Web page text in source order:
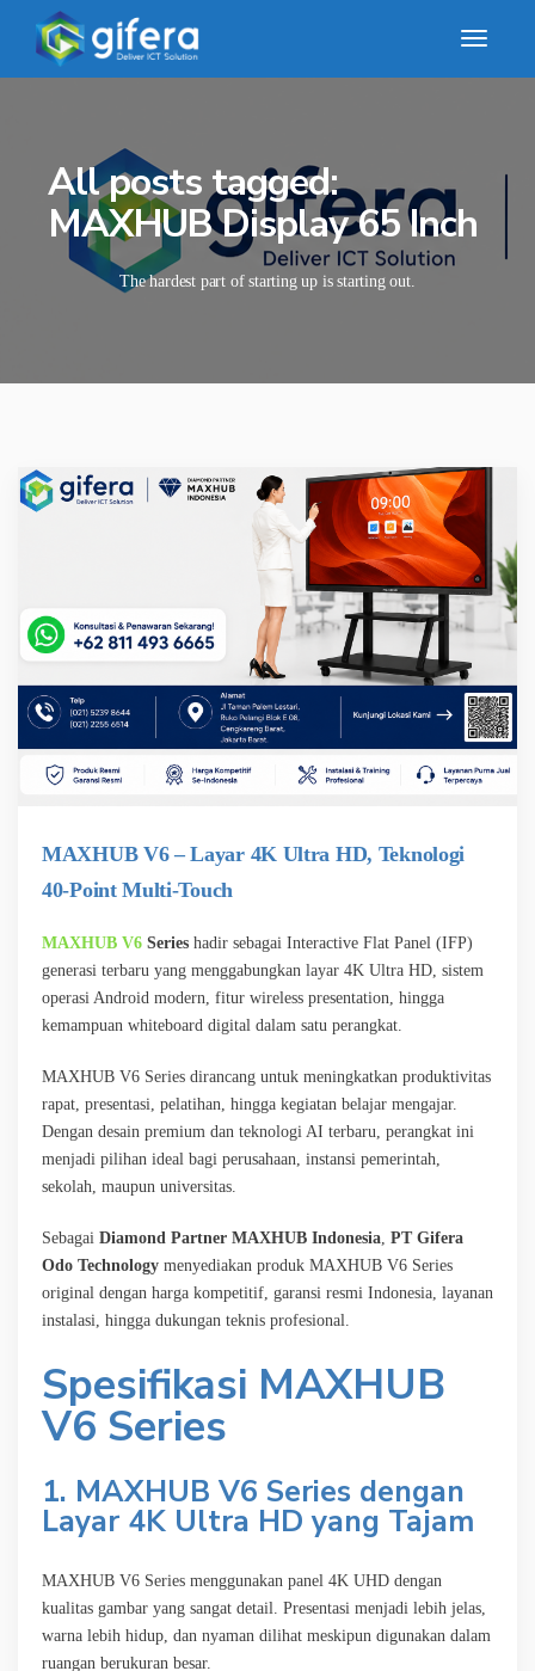
All posts tagged:
MAXHUB Display 65 Inch
The hardest part of starting up is starting out.
MAXHUB V6 – Layar 4K Ultra HD, Teknologi
40-Point Multi-Touch
MAXHUB V6 Series hadir sebagai Interactive Flat Panel (IFP)
generasi terbaru yang menggabungkan layar 4K Ultra HD, sistem
operasi Android modern, fitur wireless presentation, hingga
kemampuan whiteboard digital dalam satu perangkat.
MAXHUB V6 Series dirancang untuk meningkatkan produktivitas
rapat, presentasi, pelatihan, hingga kegiatan belajar mengajar.
Dengan desain premium dan teknologi AI terbaru, perangkat ini
menjadi pilihan ideal bagi perusahaan, instansi pemerintah,
sekolah, maupun universitas.
Sebagai Diamond Partner MAXHUB Indonesia PT Gifera
Odo Technology menyediakan produk MAXHUB V6 Series
original dengan harga kompetitif, garansi resmi Indonesia, layanan
instalasi, hingga dukungan teknis profesional.
Spesifikasi MAXHUB
V6 Series
1. MAXHUB V6 Series dengan
Layar 4K Ultra HD yang Tajam
MAXHUB V6 Series menggunakan panel 4K UHD dengan
kualitas gambar yang sangat detail. Presentasi menjadi lebih jelas,
warna lebih hidup, dan nyaman dilihat meskipun digunakan dalam
ruangan berukuran besar.